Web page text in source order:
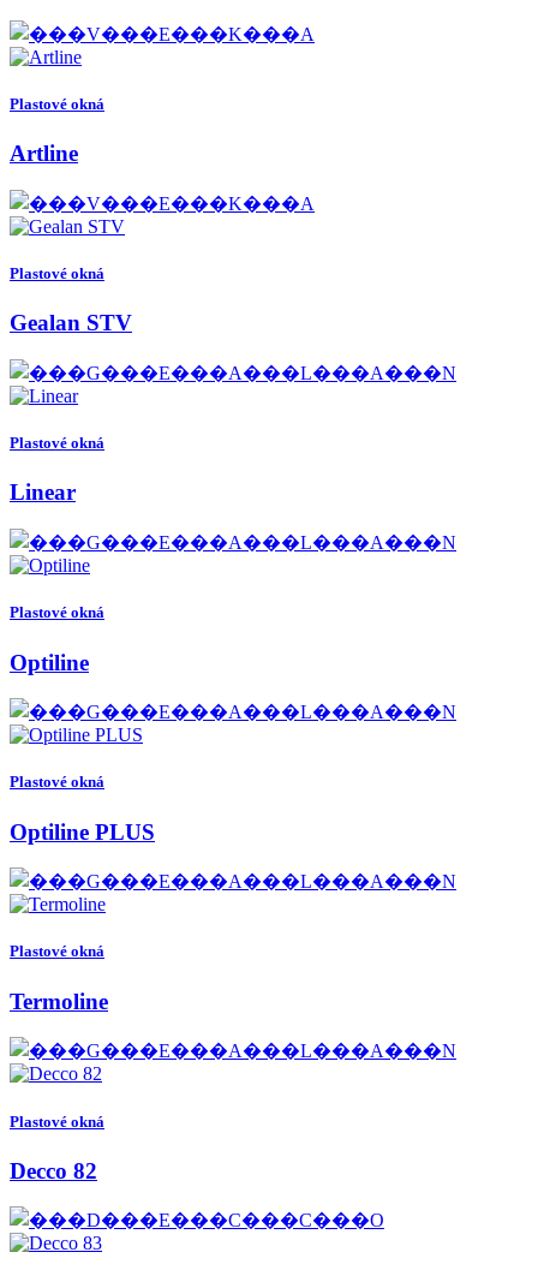
Plastové okná
Artline
Plastové okná
Gealan STV
Plastové okná
Linear
Plastové okná
Optiline
Plastové okná
Optiline PLUS
Plastové okná
Termoline
Plastové okná
Decco 82